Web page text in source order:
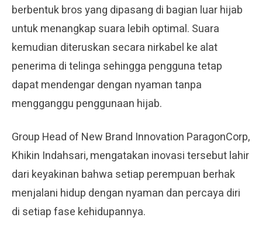
berbentuk bros yang dipasang di bagian luar hijab
untuk menangkap suara lebih optimal. Suara
kemudian diteruskan secara nirkabel ke alat
penerima di telinga sehingga pengguna tetap
dapat mendengar dengan nyaman tanpa
mengganggu penggunaan hijab.
Group Head of New Brand Innovation ParagonCorp,
Khikin Indahsari, mengatakan inovasi tersebut lahir
dari keyakinan bahwa setiap perempuan berhak
menjalani hidup dengan nyaman dan percaya diri
di setiap fase kehidupannya.